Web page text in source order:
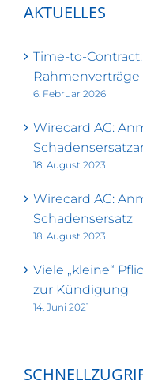
AKTUELLES
Time-to-
6. Februar 2026
Wirecard AG:
18. August 2023
Wirecard AG:
Schadensersatz
18. August 2023
Viele „kleine“
zur Kündigung
14. Juni 2021